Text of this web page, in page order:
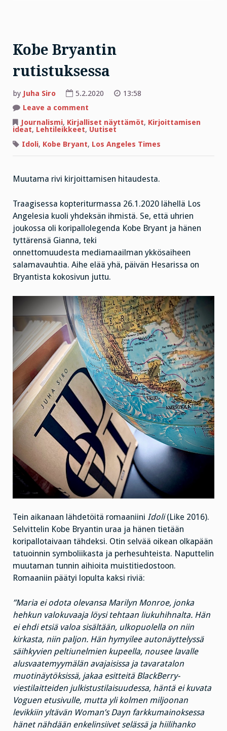
Kobe Bryantin
rutistuksessa
by Juha Siro 5.2.2020
13:58
Leave a comment
Bryantin
rutistuksessa
Journalismi, Kirjalliset näyttämöt, Kirjoittamisen
ideat, Lehtileikkeet, Uutiset
Idoli, Kobe Bryant, Los Angeles Times
Muutama rivi kirjoittamisen hitaudesta.
Traagisessa kopteriturmassa 26.1.2020 lähellä Los
Angelesia kuoli yhdeksän ihmistä. Se, että uhrien
joukossa oli koripallolegenda Kobe Bryant ja hänen
tyttärensä Gianna, teki
onnettomuudesta mediamaailman ykkösaiheen
salamavauhtia. Aihe elää yhä, päivän Hesarissa on
Bryantista kokosivun juttu.
Tein aikanaan lähdetöitä romaaniini Idoli(Like 2016).
Selvittelin Kobe Bryantin uraa ja hänen tietään
koripallotaivaan tähdeksi. Otin selvää oikean olkapään
tatuoinnin symboliikasta ja perhesuhteista. Naputtelin
muutaman tunnin aihioita muistitiedostoon.
Romaaniin päätyi lopulta kaksi riviä:
”Maria ei odota olevansa Marilyn Monroe, jonka
hehkun valokuvaaja löysi tehtaan liukuhihnalta. Hän
ei ehdi etsiä valoa sisältään, ulkopuolella on niin
kirkasta, niin paljon. Hän hymyilee autonäyttelyssä
säihkyvien peltiunelmien kupeella, nousee lavalle
alusvaatemyymälän avajaisissa ja tavaratalon
muotinäytöksissä, jakaa esitteitä BlackBerry-
viestilaitteiden julkistustilaisuudessa, häntä ei kuvata
Voguen etusivulle, mutta yli kolmen miljoonan
levikkiin yltävän Woman’s Dayn farkkumainoksessa
hänet nähdään enkelinsiivet selässä ja hiilihanko